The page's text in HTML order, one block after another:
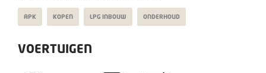
APK KOPEN LPG INBOUW ONDERHOUD
VOERTUIGEN